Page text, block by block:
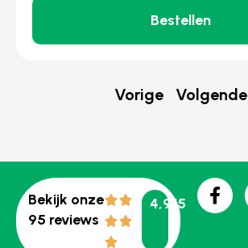
Bestellen
Vorige Volgende
Bekijk onze
95 reviews
4,9/5